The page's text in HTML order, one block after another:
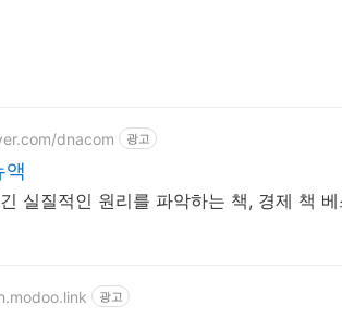
dnacom 광고
액
실질적인 원리를 파악하는 책, 경제 책 베
광고